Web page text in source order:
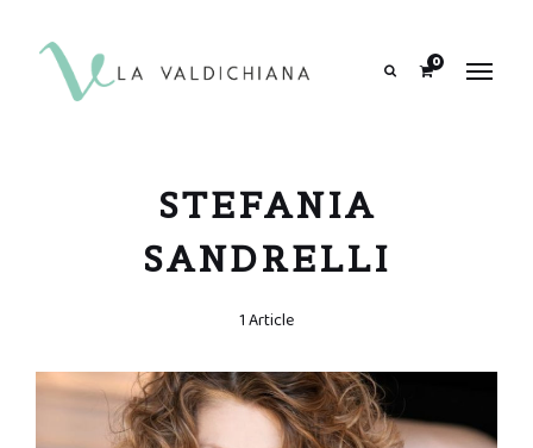
0
STEFANIA
SANDRELLI
1 Article